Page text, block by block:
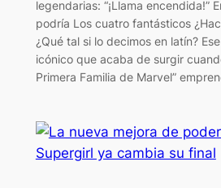
legendarias: “¡Llama encendida!”
podría Los cuatro fantásticos
¿Qué tal si lo decimos en latín?
icónico que acaba de surgir
Primera Familia de Marvel”